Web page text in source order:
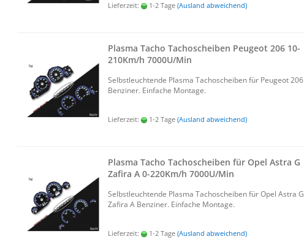
Lieferzeit: 1-2 Tage (Ausland abweichend)
Plas­ma Tacho Ta­cho­schei­ben Peu­geot 206 10-​
210Km/h 7000U/Min
Selbst­leuch­ten­de Plas­ma Ta­cho­schei­ben für Peu­geot 206
Ben­zi­ner. Ein­fa­che Mon­ta­ge.
Lieferzeit: 1-2 Tage (Ausland abweichend)
Plas­ma Tacho Ta­cho­schei­ben für Opel Astra G
Za­fi­ra A 0-​220Km/h 7000U/Min
Selbst­leuch­ten­de Plas­ma Ta­cho­schei­ben für Opel Astra G
Za­fi­ra A Ben­zi­ner. Ein­fa­che Mon­ta­ge.
Lieferzeit: 1-2 Tage (Ausland abweichend)